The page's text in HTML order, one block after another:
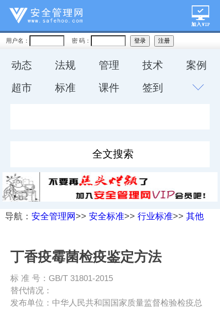
用户名： 密 码：
动态 法规 管理 技术
案例
超市
标准 课件 签到
导航： 安全管理网 >> 安全标准>> 行业标准>> 其他
丁香疫霉菌检疫鉴定方法
标 准 号：GB/T 31801-2015
替代情况：
发布单位：中华人民共和国国家质量监督检验检疫总